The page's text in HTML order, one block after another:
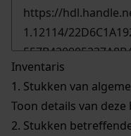
Inventaris
1. Stukken van
Toon details van
2. Stukken